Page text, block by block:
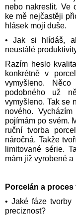
nebo nakreslit. Ve
ke mě nejčastěji
hlásek mojí duše.
• Jak si hlídáš,
neustálé
Razím heslo
konkrétně v
vymyšleno.
podobného už
vymyšleno. Tak se
nového.
pojímám po svém.
ruční tvorba
náročná. Takže
limitované série.
mám již vyrobené
Porcelán a
• Jaké fáze tvorby
preciznost?